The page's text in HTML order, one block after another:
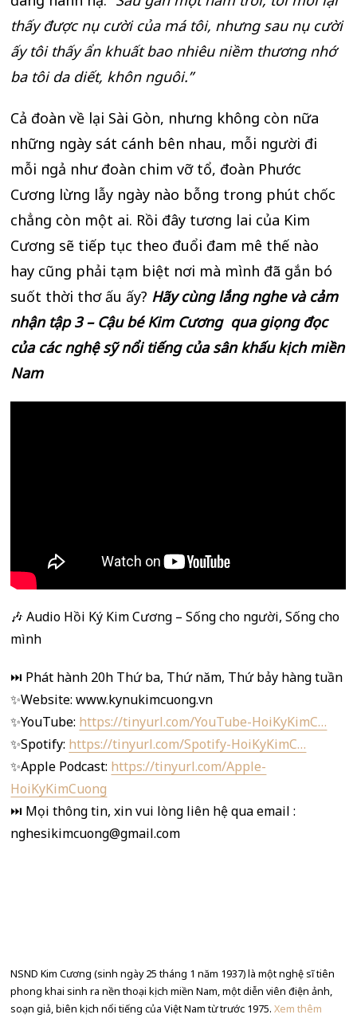
thấy được nụ cười của má tôi, nhưng sau nụ cười
ấy tôi thấy ẩn khuất bao nhiêu niềm thương nhớ
ba tôi da diết, khôn nguôi.”
Cả đoàn về lại Sài Gòn, nhưng không còn nữa
những ngày sát cánh bên nhau, mỗi người đi
mỗi ngả như đoàn chim vỡ tổ, đoàn Phước
Cương lừng lẫy ngày nào bỗng trong phút chốc
chẳng còn một ai. Rồi đây tương lai của Kim
Cương sẽ tiếp tục theo đuổi đam mê thế nào
hay cũng phải tạm biệt nơi mà mình đã gắn bó
suốt thời thơ ấu ấy? Hãy cùng lắng nghe và cảm
nhận tập 3 – Cậu bé Kim Cương qua giọng đọc
của các nghệ sỹ nổi tiếng của sân khấu kịch miền
Nam
🎶 Audio Hồi Ký Kim Cương – Sống cho người, Sống cho
mình
⏭️ Phát hành 20h Thứ ba, Thứ năm, Thứ bảy hàng tuần
✨Website: www.kynukimcuong.vn
✨YouTube: https://tinyurl.com/YouTube-HoiKyKimC…
✨Spotify: https://tinyurl.com/Spotify-HoiKyKimC…
✨Apple Podcast: https://tinyurl.com/Apple-
HoiKyKimCuong
⏭️ Mọi thông tin, xin vui lòng liên hệ qua email :
nghesikimcuong@gmail.com
NSND Kim Cương (sinh ngày 25 tháng 1 năm 1937) là một nghệ sĩ tiên
phong khai sinh ra nền thoại kịch miền Nam, một diễn viên điện ảnh,
soạn giả, biên kịch nổi tiếng của Việt Nam từ trước 1975.Xem thêm